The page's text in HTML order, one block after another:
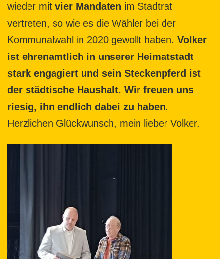
wieder mit vier Mandaten im Stadtrat
vertreten, so wie es die Wähler bei der
Kommunalwahl in 2020 gewollt haben. Volker
ist ehrenamtlich in unserer Heimatstadt
stark engagiert und sein Steckenpferd ist
der städtische Haushalt. Wir freuen uns
riesig, ihn endlich dabei zu haben.
Herzlichen Glückwunsch, mein lieber Volker.